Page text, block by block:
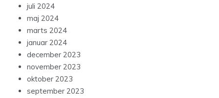
juli 2024
maj 2024
marts 2024
januar 2024
december 2023
november 2023
oktober 2023
september 2023